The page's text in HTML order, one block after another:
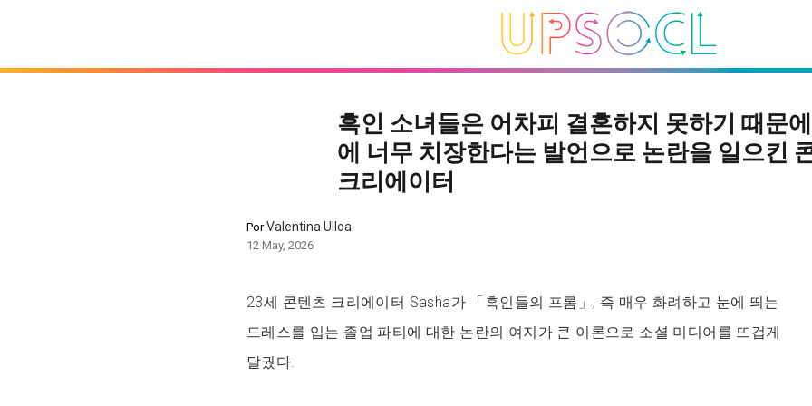
흑인 소녀들은 어차피 결혼하지 못하기 때문
에 너무 치장한다는 발언으로 논란을 일으킨
크리에이터
PorValentina Ulloa
12 May, 2026
23세 콘텐츠 크리에이터 Sasha가 「흑인들의 프롬」, 즉 매우 화려하고 눈에 띄는
드레스를 입는 졸업 파티에 대한 논란의 여지가 큰 이론으로 소셜 미디어를 뜨겁게
달궜다.